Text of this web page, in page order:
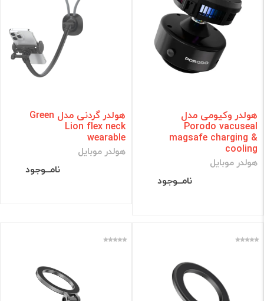
هولدر وکیومی مدل
Porodo vacuseal
magsafe charging &
cooling
هولدر موبایل
نامــوجود
هولدر گردنی مدل Green
Lion flex neck
wearable
هولدر موبایل
نامــوجود